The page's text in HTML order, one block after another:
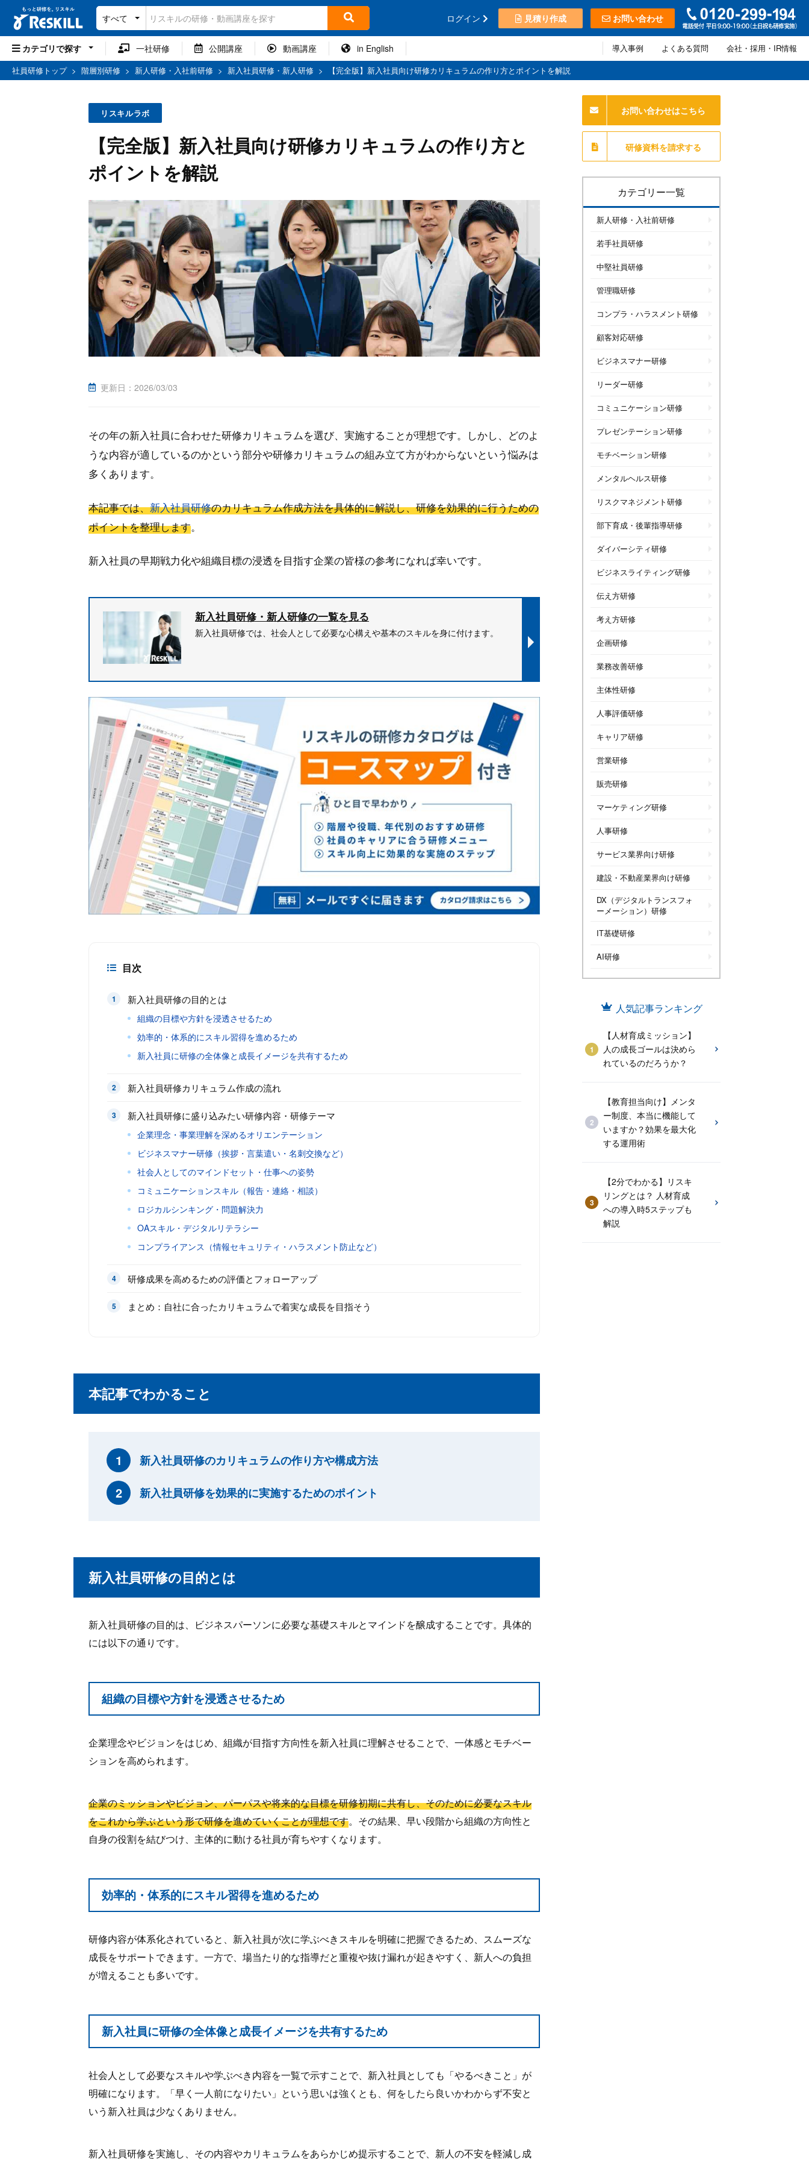
すべて ログイン 見積り作成 お問い合わせ
カテゴリで探す 一社研修 公開講座 動画講座 in English 導入事例 よくある質問
会社・採用・IR情報
社員研修トップ> 階層別研修 > 新人研修・入社前研修 > 新入社員研修・新人研修 > 【完全版】新入社員向け研修カリキュラムの作り方とポイントを解説
リスキルラボ
【完全版】新入社員向け研修カリキュラムの作り方と
ポイントを解説
更新日： 2026/03/03
その年の新入社員に合わせた研修カリキュラムを選び、実施することが理想です。しかし、どのよ
うな内容が適しているのかという部分や研修カリキュラムの組み立て方がわからないという悩みは
多くあります。
本記事では、新入社員研修のカリキュラム作成方法を具体的に解説し、研修を効果的に行うための
ポイントを整理します。
新入社員の早期戦力化や組織目標の浸透を目指す企業の皆様の参考になれば幸いです。
新入社員研修・新人研修の一覧を見る
新入社員研修では、社会人として必要な心構えや基本のスキルを身に付けます。
目次
新入社員研修の目的とは
組織の目標や方針を浸透させるため
効率的・体系的にスキル習得を進めるため
新入社員に研修の全体像と成長イメージを共有するため
新入社員研修カリキュラム作成の流れ
新入社員研修に盛り込みたい研修内容・研修テーマ
企業理念・事業理解を深めるオリエンテーション
ビジネスマナー研修（挨拶・言葉遣い・名刺交換など）
社会人としてのマインドセット・仕事への姿勢
コミュニケーションスキル（報告・連絡・相談）
ロジカルシンキング・問題解決力
OAスキル・デジタルリテラシー
コンプライアンス（情報セキュリティ・ハラスメント防止など）
研修成果を高めるための評価とフォローアップ
まとめ：自社に合ったカリキュラムで着実な成長を目指そう
本記事でわかること
新入社員研修のカリキュラムの作り方や構成方法
新入社員研修を効果的に実施するためのポイント
新入社員研修の目的とは
新入社員研修の目的は、ビジネスパーソンに必要な基礎スキルとマインドを醸成することです。具体的
には以下の通りです。
組織の目標や方針を浸透させるため
企業理念やビジョンをはじめ、組織が目指す方向性を新入社員に理解させることで、一体感とモチベー
ションを高められます。
企業のミッションやビジョン、パーパスや将来的な目標を研修初期に共有し、そのために必要なスキル
をこれから学ぶという形で研修を進めていくことが理想です。その結果、早い段階から組織の方向性と
自身の役割を結びつけ、主体的に動ける社員が育ちやすくなります。
効率的・体系的にスキル習得を進めるため
研修内容が体系化されていると、新入社員が次に学ぶべきスキルを明確に把握できるため、スムーズな
成長をサポートできます。一方で、場当たり的な指導だと重複や抜け漏れが起きやすく、新人への負担
が増えることも多いです。
新入社員に研修の全体像と成長イメージを共有するため
社会人として必要なスキルや学ぶべき内容を一覧で示すことで、新入社員としても「やるべきこと」が
明確になります。「早く一人前になりたい」という思いは強くとも、何をしたら良いかわからず不安と
いう新入社員は少なくありません。
新入社員研修を実施し、その内容やカリキュラムをあらかじめ提示することで、新人の不安を軽減し成
お問い合わせはこちら
研修資料を請求する
カテゴリー一覧
新人研修・入社前研修
若手社員研修
中堅社員研修
管理職研修
コンプラ・ハラスメント研修
顧客対応研修
ビジネスマナー研修
リーダー研修
コミュニケーション研修
プレゼンテーション研修
モチベーション研修
メンタルヘルス研修
リスクマネジメント研修
部下育成・後輩指導研修
ダイバーシティ研修
ビジネスライティング研修
伝え方研修
考え方研修
企画研修
業務改善研修
主体性研修
人事評価研修
キャリア研修
営業研修
販売研修
マーケティング研修
人事研修
サービス業界向け研修
建設・不動産業界向け研修
DX（デジタルトランスフォ
ーメーション）研修
IT基礎研修
AI研修
人気記事ランキング
【人材育成ミッション】
人の成長ゴールは決めら
れているのだろうか？
【教育担当向け】メンタ
ー制度、本当に機能して
いますか？効果を最大化
する運用術
【2分でわかる】リスキ
リングとは？ 人材育成
への導入時5ステップも
解説